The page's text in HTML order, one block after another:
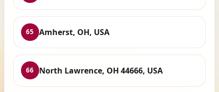
65 Amherst, OH, USA
66 North Lawrence, OH 44666, USA